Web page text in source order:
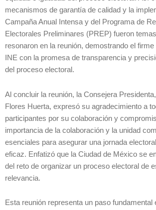
mecanismos de garantía de calidad y la
Campaña Anual Intensa y del Programa de
Electorales Preliminares (PREP) fueron
resonaron en la reunión, demostrando el
INE con la promesa de transparencia y
del proceso electoral.
Al concluir la reunión, la Consejera
Flores Huerta, expresó su agradecimiento a
participantes por su colaboración y
importancia de la colaboración y la unidad
esenciales para asegurar una jornada
eficaz. Enfatizó que la Ciudad de México se
del reto de organizar un proceso electoral de
relevancia.
Esta reunión representa un paso fundamental